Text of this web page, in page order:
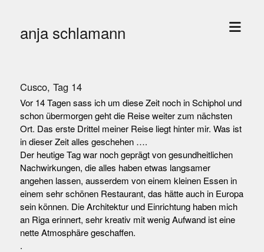
anja schlamann
Menü
Cusco, Tag 14
Vor 14 Tagen sass ich um diese Zeit noch in Schiphol und
schon übermorgen geht die Reise weiter zum nächsten
Ort. Das erste Drittel meiner Reise liegt hinter mir. Was ist
in dieser Zeit alles geschehen ….
Der heutige Tag war noch geprägt von gesundheitlichen
Nachwirkungen, die alles haben etwas langsamer
angehen lassen, ausserdem von einem kleinen Essen in
einem sehr schönen Restaurant, das hätte auch in Europa
sein können. Die Architektur und Einrichtung haben mich
an Riga erinnert, sehr kreativ mit wenig Aufwand ist eine
nette Atmosphäre geschaffen.
.